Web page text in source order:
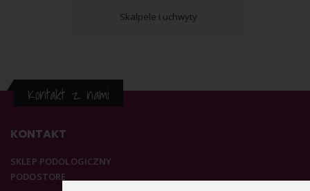
Skalpele i uchwyty
Kontakt z nami
KONTAKT
SKLEP PODOLOGICZNY
PODOSTORE